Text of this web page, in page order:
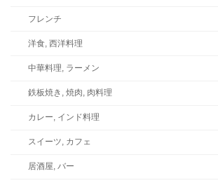
フレンチ
洋食, 西洋料理
中華料理, ラーメン
鉄板焼き, 焼肉, 肉料理
カレー, インド料理
スイーツ, カフェ
居酒屋, バー